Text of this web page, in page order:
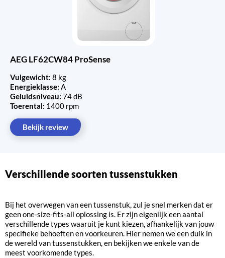
AEG LF62CW84 ProSense
Vulgewicht: 8 kg
Energieklasse: A
Geluidsniveau: 74 dB
Toerental: 1400 rpm
Bekijk review
Verschillende soorten tussenstukken
Bij het overwegen van een tussenstuk, zul je snel merken dat er
geen one-size-fits-all oplossing is. Er zijn eigenlijk een aantal
verschillende types waaruit je kunt kiezen, afhankelijk van jouw
specifieke behoeften en voorkeuren. Hier nemen we een duik in
de wereld van tussenstukken, en bekijken we enkele van de
meest voorkomende types.